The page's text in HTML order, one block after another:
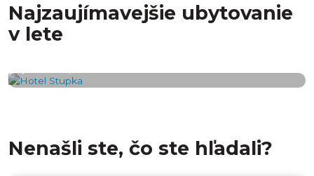
Najzaujímavejšie ubytovanie
v lete
Nenašli ste, čo ste hľadali?